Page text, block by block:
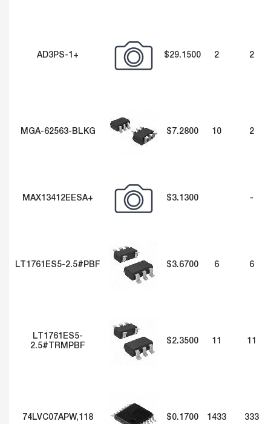
AD3PS-1+ $29.1500 2 2
MGA-62563-BLKG $7.2800 10 2
MAX13412EESA+ $3.1300 -
LT1761ES5-2.5#PBF $3.6700 6 6
LT1761ES5-
2.5#TRMPBF
$2.3500 11 11
74LVC07APW,118 $0.1700 1433 333